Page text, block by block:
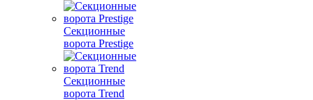
Секционные
ворота Prestige
Секционные
ворота Trend